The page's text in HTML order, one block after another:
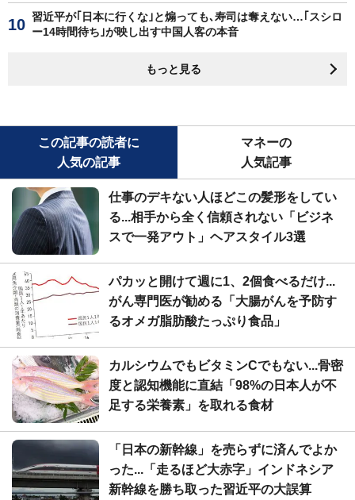
習近平が｢日本に行くな｣と煽っても､寿司は奪えない…｢スシロ
ー14時間待ち｣が映し出す中国人客の本音
もっと見る
この記事の読者に
人気の記事
マネーの
人気記事
仕事のデキない人ほどこの髪形をしてい
る...相手から全く信頼されない「ビジネ
スで一発アウト」ヘアスタイル3選
パカッと開けて週に1、2個食べるだけ...
がん専門医が勧める「大腸がんを予防す
るオメガ脂肪酸たっぷり食品」
カルシウムでもビタミンCでもない...骨密
度と認知機能に直結「98%の日本人が不
足する栄養素」を取れる食材
「日本の新幹線」を売らずに済んでよか
った...「走るほど大赤字」インドネシア
新幹線を勝ち取った習近平の大誤算